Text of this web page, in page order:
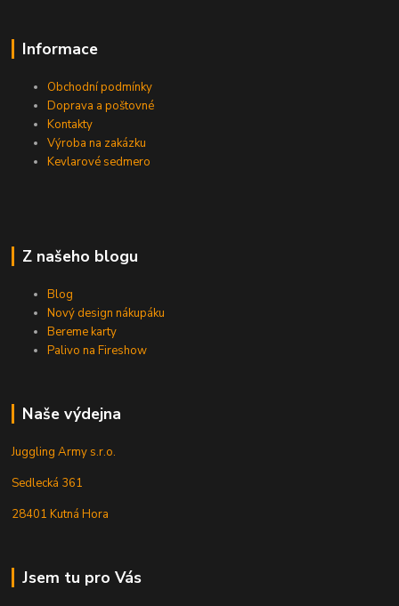
Informace
Obchodní podmínky
Doprava a poštovné
Kontakty
Výroba na zakázku
Kevlarové sedmero
Z našeho blogu
Blog
Nový design nákupáku
Bereme karty
Palivo na Fireshow
Naše výdejna
Juggling Army s.r.o.
Sedlecká 361
28401 Kutná Hora
Jsem tu pro Vás